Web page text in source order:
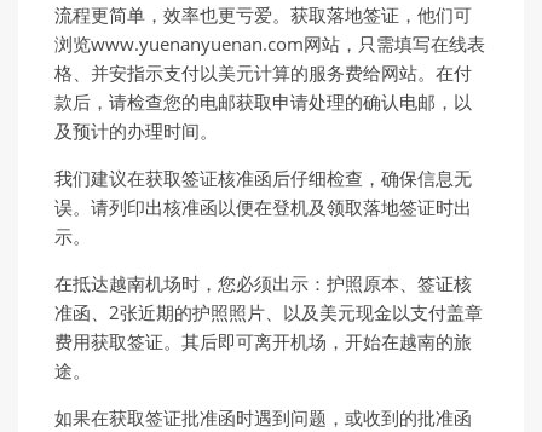
流程更简单，效率也更亏爱。获取落地签证，他们可
浏览www.yuenanyuenan.com网站，只需填写在线表
格、并安指示支付以美元计算的服务费给网站。在付
款后，请检查您的电邮获取申请处理的确认电邮，以
及预计的办理时间。
我们建议在获取签证核准函后仔细检查，确保信息无
误。请列印出核准函以便在登机及领取落地签证时出
示。
在抵达越南机场时，您必须出示：护照原本、签证核
准函、2张近期的护照照片、以及美元现金以支付盖章
费用获取签证。其后即可离开机场，开始在越南的旅
途。
如果在获取签证批准函时遇到问题，或收到的批准函